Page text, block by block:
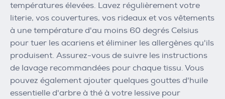
températures élevées. Lavez régulièrement votre
literie, vos couvertures, vos rideaux et vos vêtements
à une température d'au moins 60 degrés Celsius
pour tuer les acariens et éliminer les allergènes qu'ils
produisent. Assurez-vous de suivre les instructions
de lavage recommandées pour chaque tissu. Vous
pouvez également ajouter quelques gouttes d'huile
essentielle d'arbre à thé à votre lessive pour